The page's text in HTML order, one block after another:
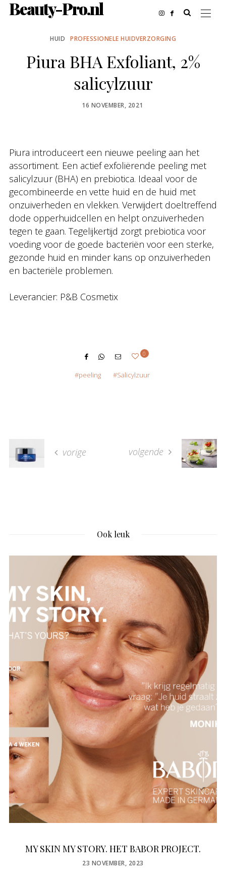
Beauty-Pro.nl
HUID PROFESSIONELE HUIDVERZORGING
Piura BHA Exfoliant, 2%
salicylzuur
POSTED
16 NOVEMBER, 2021
Piura introduceert een nieuwe peeling aan het
assortiment. Een actief exfoliërende peeling met
salicylzuur (BHA) en prebiotica. Ideaal voor de
gecombineerde en vette huid en de huid met
onzuiverheden en vlekken. Verwijdert doeltreffend
dode opperhuidcellen en helpt onzuiverheden
tegen te gaan. Tegelijkertijd zorgt prebiotica voor
voeding voor de goede bacteriën voor een sterke,
gezonde huid en minder kans op onzuiverheden
en bacteriële problemen.
Leverancier: P&B Cosmetix
0
peeling Salicylzuur
vorige volgende
Ook leuk
MY SKIN MY STORY. HET BABOR PROJECT.
POSTED
23 NOVEMBER, 2023